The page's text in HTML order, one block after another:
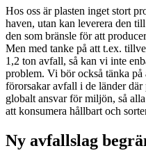
Hos oss är plasten inget stort
haven, utan kan leverera den
den som bränsle för att
Men med tanke på att t.ex.
1,2 ton avfall, så kan vi inte
problem. Vi bör också tänka
förorsakar avfall i de länder
globalt ansvar för miljön, så
att konsumera hållbart och
Ny avfallslag